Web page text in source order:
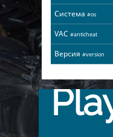
Система #os
VAC #anticheat
Версия #version